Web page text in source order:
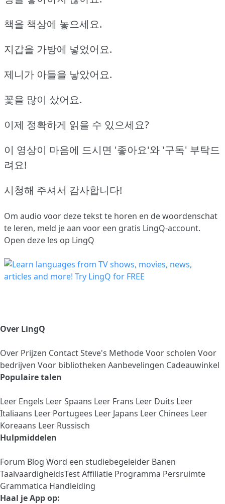
책을 책상에 놓으세요.
지갑을 가방에 넣었어요.
제니가 아들을 낳았어요.
꽃을 많이 샀어요.
이제 정확하게 읽을 수 있으세요?
이 영상이 마음에 드시면 '좋아요'와 '구독' 부탁드
려요!
시청해 주셔서 감사합니다!
Om audio voor deze tekst te horen en de woordenschat
te leren, meld je aan voor een gratis LingQ-account.
Open deze les op LingQ
Over LingQ
Over Prijzen ContactSteve's MethodeVoor scholen Voor
bedrijven Voor bibliotheken Aanbevelingen Cadeauwinkel
Populaire talen
Leer Engels Leer Spaans Leer Frans Leer Duits Leer
Italiaans Leer Portugees Leer Japans Leer Chinees Leer
Koreaans Leer Russisch
Hulpmiddelen
Forum Blog Word een studiebegeleider Banen
TaalvaardigheidsTestAffiliatie Programma Persruimte
Grammatica Handleiding
Haal je App op: